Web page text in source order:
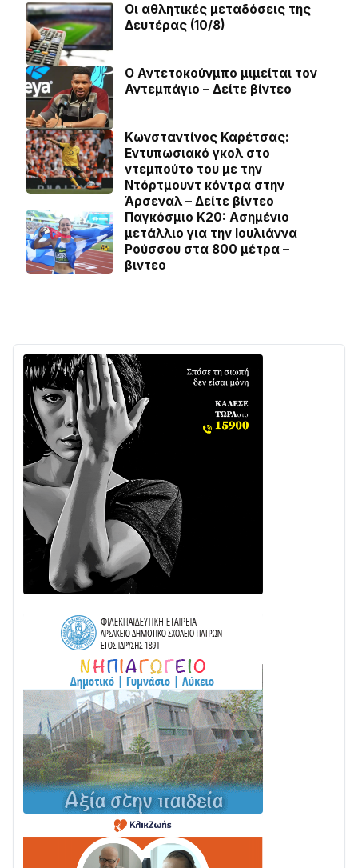
Οι αθλητικές μεταδόσεις της
Δευτέρας (10/8)
Ο Αντετοκούνμπο μιμείται τον
Αντεμπάγιο – Δείτε βίντεο
Κωνσταντίνος Καρέτσας:
Εντυπωσιακό γκολ στο
ντεμπούτο του με την
Ντόρτμουντ κόντρα στην
Άρσεναλ – Δείτε βίντεο
Παγκόσμιο Κ20: Ασημένιο
μετάλλιο για την Ιουλιάννα
Ρούσσου στα 800 μέτρα –
βιντεο